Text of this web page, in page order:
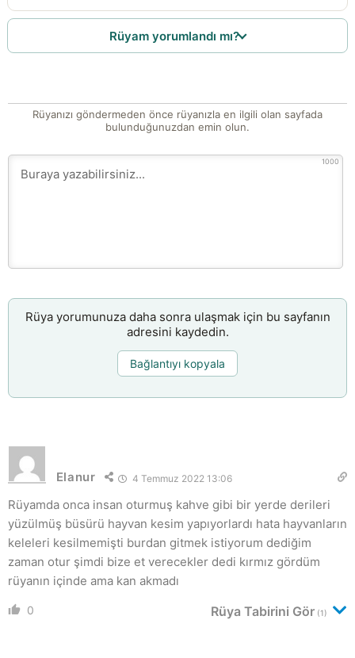
Rüyam yorumlandı mı?
Rüyanızı göndermeden önce rüyanızla en ilgili olan sayfada
bulunduğunuzdan emin olun.
1000
Rüya yorumunuza daha sonra ulaşmak için bu sayfanın
adresini kaydedin.
Bağlantıyı kopyala
Elanur 4 Temmuz 2022 13:06
Rüyamda onca insan oturmuş kahve gibi bir yerde derileri
yüzülmüş büsürü hayvan kesim yapıyorlardı hata hayvanların
keleleri kesilmemişti burdan gitmek istiyorum dediğim
zaman otur şimdi bize et verecekler dedi kırmız gördüm
rüyanın içinde ama kan akmadı
0 Rüya Tabirini Gör (1)